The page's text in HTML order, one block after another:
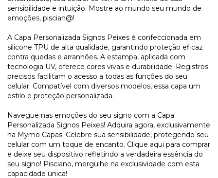
sensibilidade e intuição. Mostre ao mundo seu mundo de
emoções, piscian@!
A Capa Personalizada Signos Peixes é confeccionada em
silicone TPU de alta qualidade, garantindo proteção eficaz
contra quedas e arranhões. A estampa, aplicada com
tecnologia UV, oferece cores vivas e durabilidade. Registros
precisos facilitam o acesso a todas as funções do seu
celular. Compatível com diversos modelos, essa capa um
estilo e proteção personalizada.
Navegue nas emoções do seu signo com a Capa
Personalizada Signos Peixes! Adquira agora, exclusivamente
na Mymo Capas. Celebre sua sensibilidade, protegendo seu
celular com um toque de encanto. Clique aqui para comprar
e deixe seu dispositivo refletindo a verdadeira essência do
seu signo! Pisciano, mergulhe na exclusividade com esta
capacidade única!